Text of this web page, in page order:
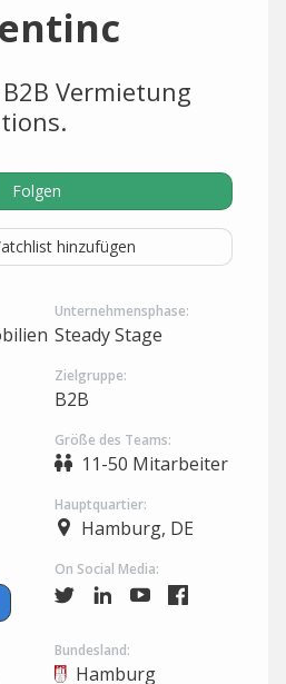
Vermietung
Folgen
hinzufügen
Unternehmensphase:
Steady Stage
Zielgruppe:
B2B
Größe des Teams:
11-50 Mitarbeiter
Hauptquartier:
Hamburg, DE
On Social Media:
Bundesland:
Hamburg